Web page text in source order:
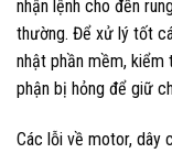
nhận lệnh cho đến
thường. Để xử lý tốt
nhật phần mềm, kiểm
phận bị hỏng để giữ
Các lỗi về motor, dây